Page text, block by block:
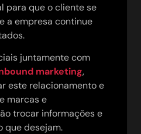
para que o cliente se
a empresa continue
juntamente com
marketing,
este relacionamento e
marcas e
trocar informações e
que desejam.